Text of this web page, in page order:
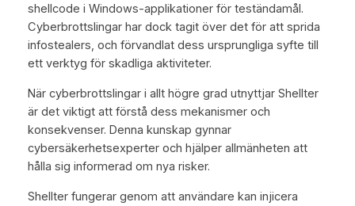
shellcode i Windows-applikationer för teständamål.
Cyberbrottslingar har dock tagit över det för att sprida
infostealers, och förvandlat dess ursprungliga syfte till
ett verktyg för skadliga aktiviteter.
När cyberbrottslingar i allt högre grad utnyttjar Shellter
är det viktigt att förstå dess mekanismer och
konsekvenser. Denna kunskap gynnar
cybersäkerhetsexperter och hjälper allmänheten att
hålla sig informerad om nya risker.
Shellter fungerar genom att användare kan injicera